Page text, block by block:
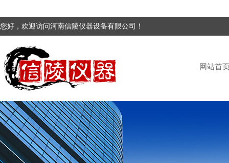
您好，欢迎访问河南信陵仪器设备有限公司！
网站首